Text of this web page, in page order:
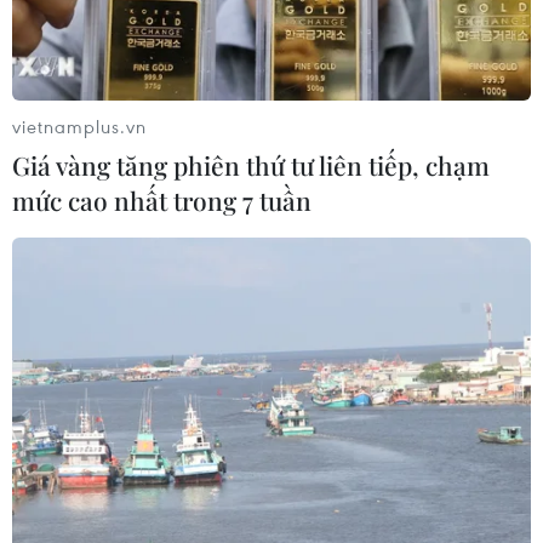
Đội tuyển U22 Việt Nam tự tin giành trọn 3 điểm trước Brunei
trong trận đấu khai mạc SEA Games 30. (Ảnh: Hoàng
Linh/TTXVN)
Chiều 24/11, buổi tập cuối cùng của đội tuyển
U22 Việt Nam trước ngày khai mạc SEA Games
vietnamplus.vn
Giá vàng tăng phiên thứ tư liên tiếp, chạm
mức cao nhất trong 7 tuần